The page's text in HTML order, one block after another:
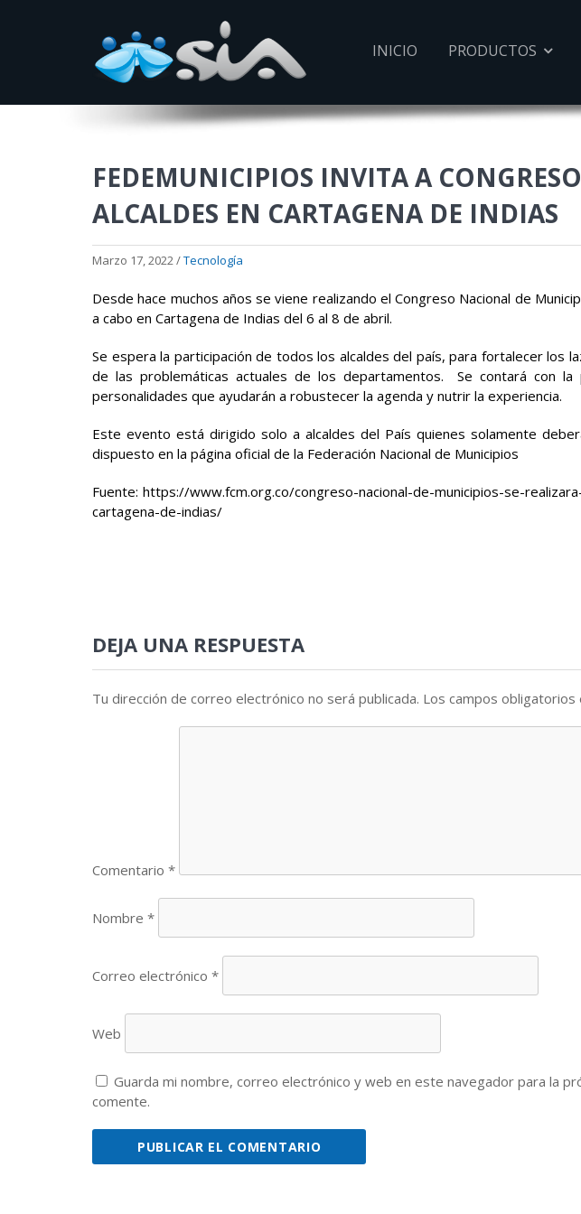
INICIO PRODUCTOS 
FEDEMUNICIPIOS INVITA A
ALCALDES EN CARTAGENA DE INDIAS
Marzo 17, 2022 /Tecnología
Desde hace muchos años se viene realizando el Congreso Nacional de
a cabo en Cartagena de Indias del 6 al 8 de abril.
Se espera la participación de todos los alcaldes del país, para fortalecer los
de las problemáticas actuales de los departamentos. Se contará con la
personalidades que ayudarán a robustecer la agenda y nutrir la experiencia.
Este evento está dirigido solo a alcaldes del País quienes solamente
dispuesto en la página oficial de la Federación Nacional de Municipios
Fuente: https://www.fcm.org.co/congreso-nacional-de-municipios-se-
cartagena-de-indias/
DEJA UNA RESPUESTA
Tu dirección de correo electrónico no será publicada. Los campos obligatorios
Comentario *
Nombre *
Correo electrónico *
Web
Guarda mi nombre, correo electrónico y web en este navegador para la
comente.